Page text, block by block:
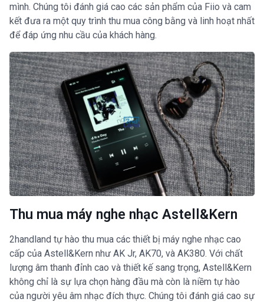
mình. Chúng tôi đánh giá cao các sản phẩm của Fiio và cam
kết đưa ra một quy trình thu mua công bằng và linh hoạt nhất
để đáp ứng nhu cầu của khách hàng.
Thu mua máy nghe nhạc Astell&Kern
2handland tự hào thu mua các thiết bị máy nghe nhạc cao
cấp của Astell&Kern như AK Jr, AK70, và AK380. Với chất
lượng âm thanh đỉnh cao và thiết kế sang trọng, Astell&Kern
không chỉ là sự lựa chọn hàng đầu mà còn là niềm tự hào
của người yêu âm nhạc đích thực. Chúng tôi đánh giá cao sự